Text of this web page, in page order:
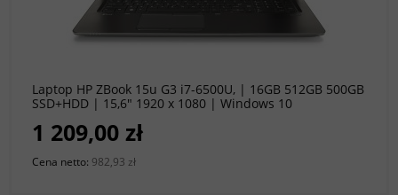
Laptop HP ZBook 15u G3 i7-6500U, | 16GB 512GB 500GB
SSD+HDD | 15,6" 1920 x 1080 | Windows 10
1 209,00 zł
Cena netto: 982,93 zł
do koszyka